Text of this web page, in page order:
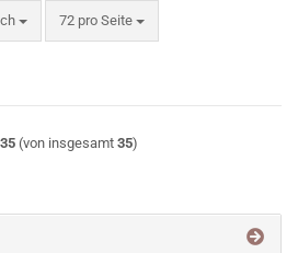
72 pro Seite
pro Seite
35 (von insgesamt 35)